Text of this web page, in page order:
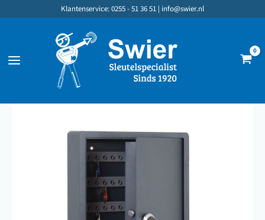
inhoud
Klantenservice: 0255 - 51 36 51 | info@swier.nl